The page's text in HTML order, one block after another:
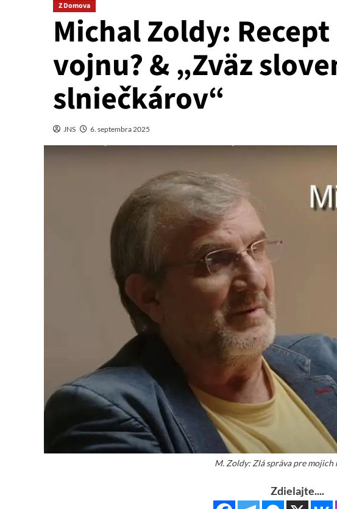
Z Domova
Michal Zoldy:
vojnu? & „Zväz
slniečkárov“
JNS 6. septembra 2025
M. Zoldy: Zlá správa pre mojich
Zdielajte....